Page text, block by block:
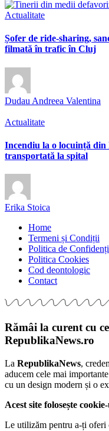
Actualitate
Șofer de ride-sharing,
filmată în trafic în Cluj
Dudau Andreea Valentina
Actualitate
Incendiu la o locuință din
transportată la spital
Erika Stoica
Home
Termeni și Condiții
Politica de
Politica Cookies
Cod deontologic
Contact
Rămâi la curent cu
RepublikaNews.ro
La RepublikaNews,
aducem cele mai
cu un design modern și o
Acest site folosește
Le utilizăm pentru a-ți oferi